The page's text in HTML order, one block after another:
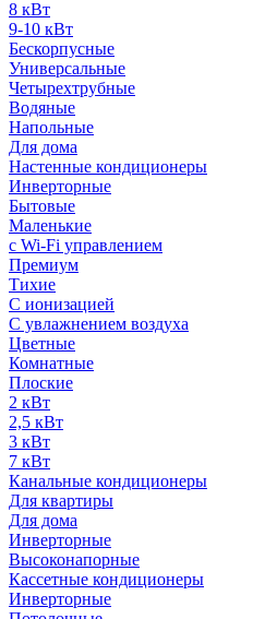
8 кВт
9-10 кВт
Бескорпусные
Универсальные
Четырехтрубные
Водяные
Напольные
Для дома
Настенные кондиционеры
Инверторные
Бытовые
Маленькие
с Wi-Fi управлением
Премиум
Тихие
С ионизацией
С увлажнением воздуха
Цветные
Комнатные
Плоские
2 кВт
2,5 кВт
3 кВт
7 кВт
Канальные кондиционеры
Для квартиры
Для дома
Инверторные
Высоконапорные
Кассетные кондиционеры
Инверторные